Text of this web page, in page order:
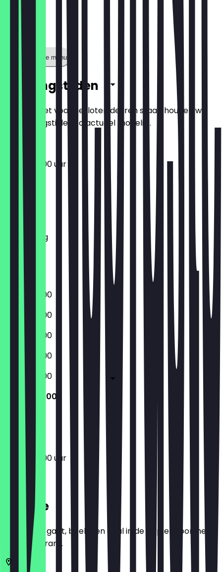
Toon volledige menu
Openingstijden
Zodat je niet voor gesloten deuren staat, houden we
de openingstijden zo actueel mogelijk.
10:00 - 20:00 uur
Maandag
Dinsdag
Donderdag
Vrijdag
Zaterdag
10:00 - 20:00
10:00 - 20:00
10:00 - 20:00
10:00 - 20:00
10:00 - 20:00
10:00 - 20:00
10:00 - 20:00 uur
Locatie
Voordat je gaat, boek een deal in de app en toon het in
het restaurant.